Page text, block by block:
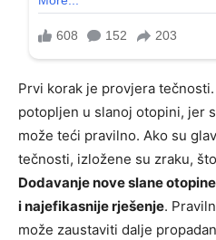
Prvi korak je provjera
potopljen u slanoj otopini, jer
može teći pravilno. Ako su
tečnosti, izložene su zraku,
Dodavanje nove slane
i najefikasnije rješenje.
može zaustaviti dalje